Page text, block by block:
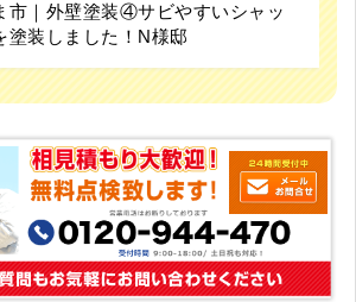
市｜外壁塗装④サビやすいシャッ
塗装しました！N様邸